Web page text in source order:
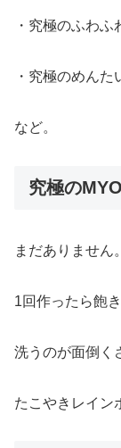
・究極のふわふ
・究極のめん
など。
究極の
まだありません。
1回作ったら飽
洗うのが面倒く
たこやきレイン